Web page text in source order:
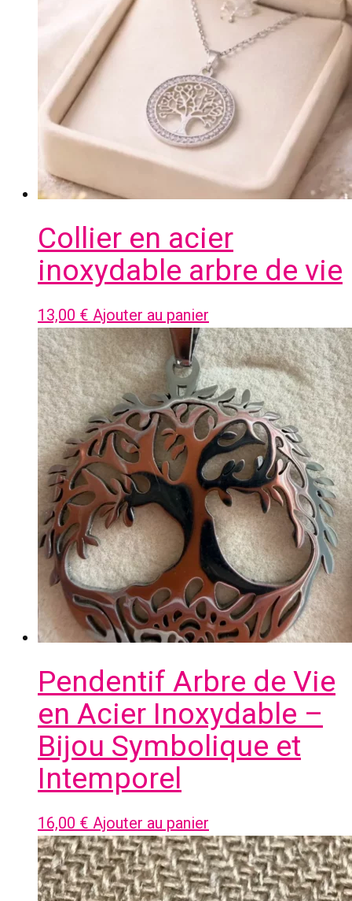
Collier en acier
inoxydable arbre de vie
13,00 € Ajouter au panier
Pendentif Arbre de Vie
en Acier Inoxydable –
Bijou Symbolique et
Intemporel
16,00 € Ajouter au panier